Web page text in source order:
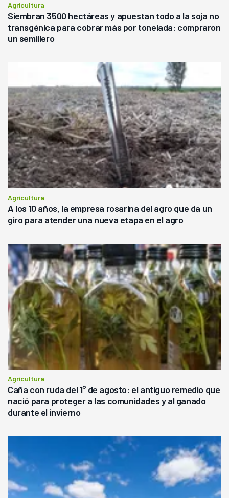
Agricultura
Siembran 3500 hectáreas y apuestan todo a la soja no
transgénica para cobrar más por tonelada: compraron
un semillero
Agricultura
A los 10 años, la empresa rosarina del agro que da un
giro para atender una nueva etapa en el agro
Agricultura
Caña con ruda del 1° de agosto: el antiguo remedio que
nació para proteger a las comunidades y al ganado
durante el invierno